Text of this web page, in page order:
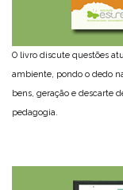
O livro discute questões
ambiente, pondo o dedo
bens, geração e descarte
pedagogia.